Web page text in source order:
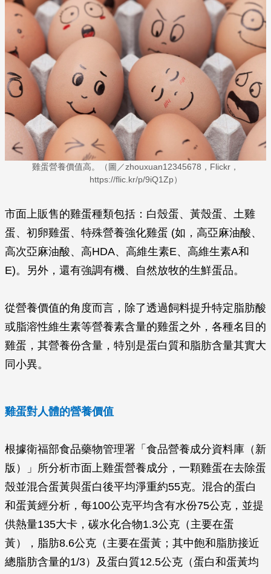
雞蛋營養價值高。（圖／zhouxuan12345678，Flickr，
https://flic.kr/p/9iQ1Zp）
市面上販售的雞蛋種類包括：白殼蛋、黃殼蛋、土雞
蛋、初卵雞蛋、特殊營養強化雞蛋 (如，高亞麻油酸、
高次亞麻油酸、高HDA、高維生素E、高維生素A和
E)。另外，還有強調有機、自然放牧的生鮮蛋品。
從營養價值的角度而言，除了透過飼料提升特定脂肪酸
或脂溶性維生素等營養素含量的雞蛋之外，各種名目的
雞蛋，其營養份含量，特別是蛋白質和脂肪含量其實大
同小異。
雞蛋對人體的營養價值
根據衛福部食品藥物管理署「食品營養成分資料庫（新
版）」所分析市面上雞蛋營養成分，一顆雞蛋在去除蛋
殼並混合蛋黃與蛋白後平均淨重約55克。混合的蛋白
和蛋黃經分析，每100公克平均含有水份75公克，並提
供熱量135大卡，碳水化合物1.3公克（主要在蛋
黃），脂肪8.6公克（主要在蛋黃；其中飽和脂肪接近
總脂肪含量的1/3）及蛋白質12.5公克（蛋白和蛋黃均